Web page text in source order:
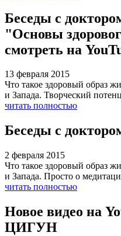
Беседы с
"Основы
смотреть на
13 февраля 2015
Что такое здоровый образ
и Запада. Творческий
читать полностью
Беседы с
2 февраля 2015
Что такое здоровый образ
и Запада. Просто о
читать полностью
Новое видео на
ЦИГУН